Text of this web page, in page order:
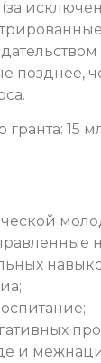
позднее,
15
и